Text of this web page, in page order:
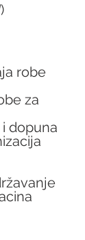
)
robe
za
dopuna